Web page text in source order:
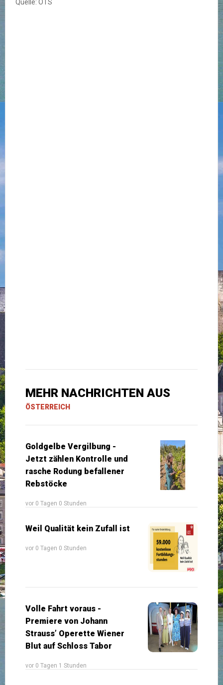
Quelle: OTS
MEHR NACHRICHTEN AUS
ÖSTERREICH
Goldgelbe Vergilbung -
Jetzt zählen Kontrolle und
rasche Rodung befallener
Rebstöcke
vor 0 Tagen 0 Stunden
Weil Qualität kein Zufall ist
vor 0 Tagen 0 Stunden
Volle Fahrt voraus -
Premiere von Johann
Strauss’ Operette Wiener
Blut auf Schloss Tabor
vor 0 Tagen 1 Stunden